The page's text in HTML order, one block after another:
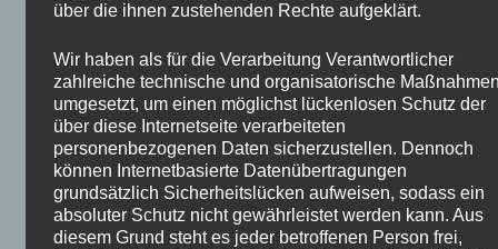
hat erhebliche Wartungskosten. Die Dinge kaputt
und müssen repariert werden. Wenn die Mieter
wechseln, müssen Sie zu renovieren und so weiter.
Ess viel Geld Sie haben müssen schnell verfügbar.
Geld können Siet zu investieren, mit einer
angemessenen Rendite, weil er gespeichert ist in
ein Sparkonto.
über die ihnen zustehenden Rechte aufgeklärt.
Wir haben als für die Verarbeitung Verantwortlicher
zahlreiche technische und organisatorische
umgesetzt, um einen möglichst lückenlosen Schutz der
über diese Internetseite verarbeiteten
personenbezogenen Daten sicherzustellen. Dennoch
können Internetbasierte Datenübertragungen
grundsätzlich Sicherheitslücken aufweisen, sodass ein
absoluter Schutz nicht gewährleistet werden kann. Aus
diesem Grund steht es jeder betroffenen Person frei,